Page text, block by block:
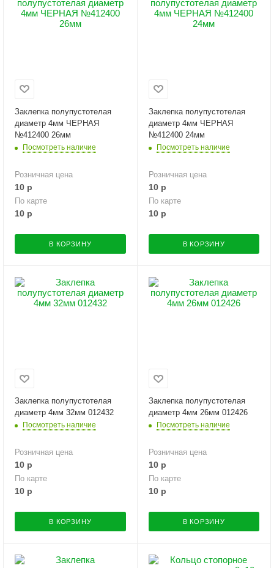
Заклепка полупустотелая
диаметр 4мм ЧЕРНАЯ
№412400 26мм
Посмотреть наличие
Розничная цена
10 р
По карте
10 р
В КОРЗИНУ
Заклепка полупустотелая
диаметр 4мм ЧЕРНАЯ
№412400 24мм
Посмотреть наличие
Розничная цена
10р
По карте
10р
В КОРЗИНУ
Заклепка полупустотелая
диаметр 4мм 32мм 012432
Посмотреть наличие
Розничная цена
10 р
По карте
10 р
В КОРЗИНУ
Заклепка полупустотелая
диаметр 4мм 26мм 012426
Посмотреть наличие
Розничная цена
10р
По карте
10р
В КОРЗИНУ